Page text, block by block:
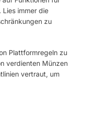
immer die
zu
Plattformregeln zu
verdienten Münzen
vertraut, um